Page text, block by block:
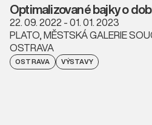
Optimalizované bajky o
22. 09. 2022 - 01. 01. 2023
PLATO, MĚSTSKÁ GALERIE
OSTRAVA
OSTRAVA VÝSTAVY